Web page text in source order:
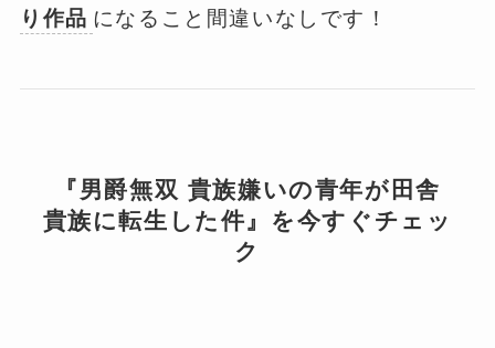
り作品 になること間違いなしです！
『男爵無双 貴族嫌いの青年が田舎
貴族に転生した件』を今すぐチェッ
ク